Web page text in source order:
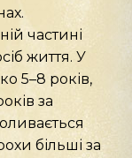
частині
життя. У
5–8 років,
за
більші за